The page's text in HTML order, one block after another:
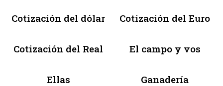
Cotización del dólar Cotización del Euro
Cotización del Real El campo y vos
Ellas Ganadería